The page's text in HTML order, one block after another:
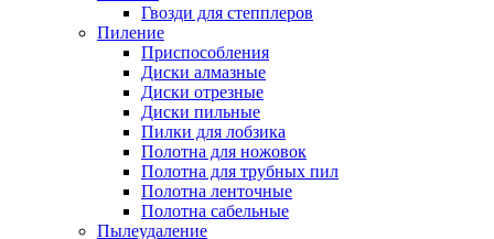
Гвозди для степплеров
Пиление
Приспособления
Диски алмазные
Диски отрезные
Диски пильные
Пилки для лобзика
Полотна для ножовок
Полотна для трубных пил
Полотна ленточные
Полотна сабельные
Пылеудаление